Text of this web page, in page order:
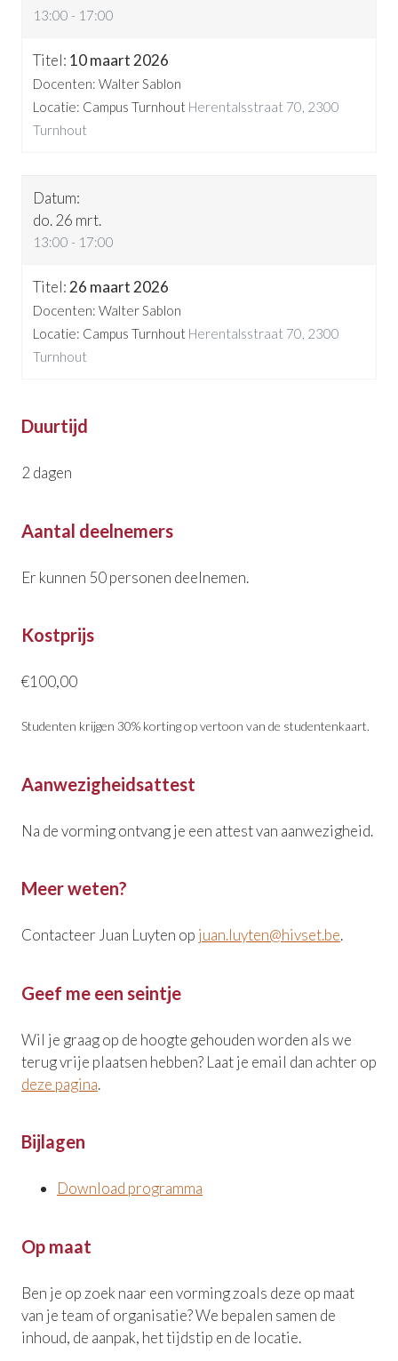
13:00 - 17:00
10 maart 2026
Docenten: Walter Sablon
Locatie: Campus Turnhout Herentalsstraat 70, 2300
Turnhout
do. 26 mrt.
13:00 - 17:00
26 maart 2026
Docenten: Walter Sablon
Locatie: Campus Turnhout Herentalsstraat 70, 2300
Turnhout
Duurtijd
2 dagen
Aantal deelnemers
Er kunnen 50 personen deelnemen.
Kostprijs
€100,00
Studenten krijgen 30% korting op vertoon van de studentenkaart.
Aanwezigheidsattest
Na de vorming ontvang je een attest van aanwezigheid.
Meer weten?
Contacteer Juan Luyten op juan.luyten@hivset.be.
Geef me een seintje
Wil je graag op de hoogte gehouden worden als we
terug vrije plaatsen hebben? Laat je email dan achter op
deze pagina.
Bijlagen
Download programma
Op maat
Ben je op zoek naar een vorming zoals deze op maat
van je team of organisatie? We bepalen samen de
inhoud, de aanpak, het tijdstip en de locatie.